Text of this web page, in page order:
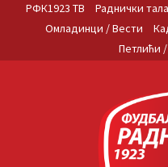
РФК1923 ТВ Раднички
Омладинци / Вести
Петлићи